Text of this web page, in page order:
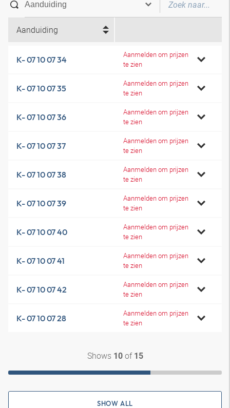
Aanduiding
K- 07 10 07 34
Aanmelden om prijzen
te zien
K- 07 10 07 35
Aanmelden om prijzen
te zien
K- 07 10 07 36
Aanmelden om prijzen
te zien
K- 07 10 07 37
Aanmelden om prijzen
te zien
K- 07 10 07 38
Aanmelden om prijzen
te zien
K- 07 10 07 39
Aanmelden om prijzen
te zien
K- 07 10 07 40
Aanmelden om prijzen
te zien
K- 07 10 07 41
Aanmelden om prijzen
te zien
K- 07 10 07 42
Aanmelden om prijzen
te zien
K- 07 10 07 28
Aanmelden om prijzen
te zien
Shows 10of 15
SHOW ALL